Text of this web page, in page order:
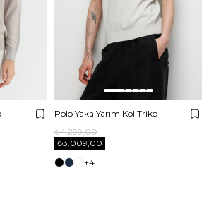
Polo Yaka Yarım Kol Triko
₺3.009,00
₺4.299,00
+4